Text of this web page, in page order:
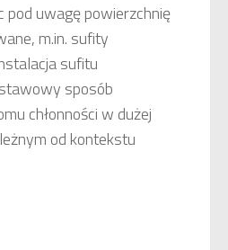
pod uwagę powierzchnię
m.in. sufity
sufitu
sposób
chłonności w dużej
od kontekstu